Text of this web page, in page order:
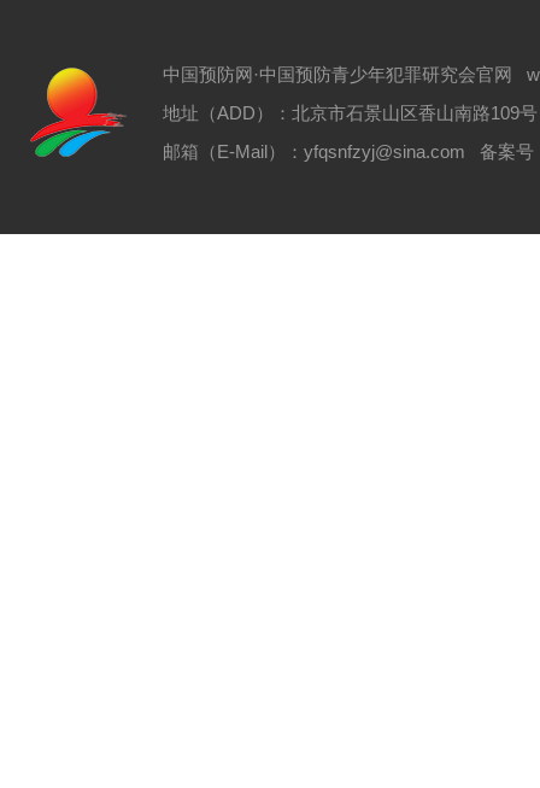
中国预防网·中国预防青少年犯罪研究会官网
地址（ADD）：北京市石景山区香山南路109
邮箱（E-Mail）：yfqsnfzyj@sina.com 备案号